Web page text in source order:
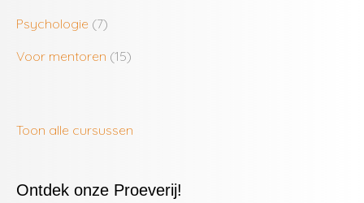
Psychologie (7)
Voor mentoren (15)
Toon alle cursussen
Ontdek onze Proeverij!